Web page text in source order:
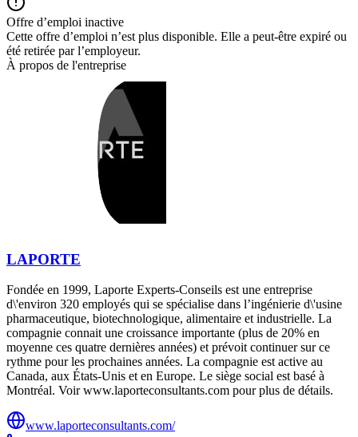
Offre d’emploi inactive
Cette offre d’emploi n’est plus disponible. Elle a peut-être expiré ou
été retirée par l’employeur.
À propos de l'entreprise
LAPORTE
Fondée en 1999, Laporte Experts-Conseils est une entreprise
d\'environ 320 employés qui se spécialise dans l’ingénierie d\'usine
pharmaceutique, biotechnologique, alimentaire et industrielle. La
compagnie connait une croissance importante (plus de 20% en
moyenne ces quatre dernières années) et prévoit continuer sur ce
rythme pour les prochaines années. La compagnie est active au
Canada, aux États-Unis et en Europe. Le siège social est basé à
Montréal. Voir www.laporteconsultants.com pour plus de détails.
www.laporteconsultants.com/